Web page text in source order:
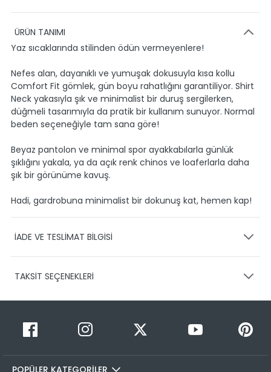
ÜRÜN TANIMI
Yaz sıcaklarında stilinden ödün vermeyenlere!
Nefes alan, dayanıklı ve yumuşak dokusuyla kısa kollu
Comfort Fit gömlek, gün boyu rahatlığını garantiliyor. Shirt
Neck yakasıyla şık ve minimalist bir duruş sergilerken,
düğmeli tasarımıyla da pratik bir kullanım sunuyor. Normal
beden seçeneğiyle tam sana göre!
Beyaz pantolon ve minimal spor ayakkabılarla günlük
şıklığını yakala, ya da açık renk chinos ve loaferlarla daha
şık bir görünüme kavuş.
Hadi, gardrobuna minimalist bir dokunuş kat, hemen kap!
İADE VE TESLİMAT BİLGİSİ
Ürünlerinizin gönderimini anlaşmalı olduğumuz PTT,
1-3 iş günü içerisinde kargoya teslim edilir.
Siparişimin kargo takibini nasıl yapabilirim?
Hesabım/Siparişlerim paneli üzerinden ilgili siparişinize ait
TAKSİT SEÇENEKLERİ
Taksit Sayısı Taksit Miktarı
Taksitli Tutar
Toplam
499,95 TL
POPÜLER KATEGORİLER